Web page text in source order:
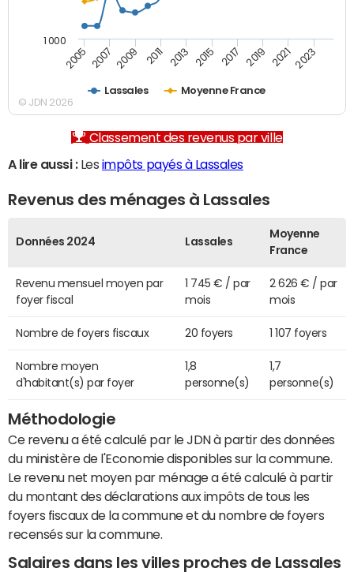
Lassales Moyenne France
2005 2007 2009 2011 2013 2015 2017 2019 2021 2023
1 000
© JDN 2026
Classement des revenus par ville
A lire aussi :Les impôts payés à Lassales
Revenus des ménages à Lassales
Données 2024 Lassales
Moyenne
France
Revenu mensuel moyen par
foyer fiscal
1 745 € / par
mois
2 626 € / par
mois
Nombre de foyers fiscaux 20 foyers 1 107 foyers
Nombre moyen
d'habitant(s) par foyer
1,8
personne(s)
1,7
personne(s)
Méthodologie
Ce revenu a été calculé par le JDN à partir des données
du ministère de l'Economie disponibles sur la commune.
Le revenu net moyen par ménage a été calculé à partir
du montant des déclarations aux impôts de tous les
foyers fiscaux de la commune et du nombre de foyers
recensés sur la commune.
Salaires dans les villes proches de Lassales